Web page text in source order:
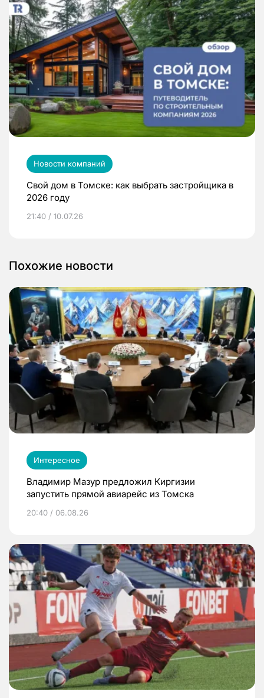
Новости компаний
Свой дом в Томске: как выбрать застройщика в
2026 году
21:40 / 10.07.26
Похожие новости
Интересное
Владимир Мазур предложил Киргизии
запустить прямой авиарейс из Томска
20:40 / 06.08.26